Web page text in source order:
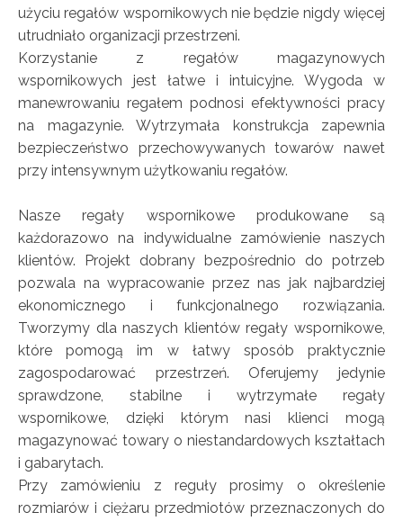
użyciu regałów wspornikowych nie będzie nigdy więcej
utrudniało organizacji przestrzeni.
Korzystanie z regałów magazynowych
wspornikowych jest łatwe i intuicyjne. Wygoda w
manewrowaniu regałem podnosi efektywności pracy
na magazynie. Wytrzymała konstrukcja zapewnia
bezpieczeństwo przechowywanych towarów nawet
przy intensywnym użytkowaniu regałów.
Nasze regały wspornikowe produkowane są
każdorazowo na indywidualne zamówienie naszych
klientów. Projekt dobrany bezpośrednio do potrzeb
pozwala na wypracowanie przez nas jak najbardziej
ekonomicznego i funkcjonalnego rozwiązania.
Tworzymy dla naszych klientów regały wspornikowe,
które pomogą im w łatwy sposób praktycznie
zagospodarować przestrzeń. Oferujemy jedynie
sprawdzone, stabilne i wytrzymałe regały
wspornikowe, dzięki którym nasi klienci mogą
magazynować towary o niestandardowych kształtach
i gabarytach.
Przy zamówieniu z reguły prosimy o określenie
rozmiarów i ciężaru przedmiotów przeznaczonych do